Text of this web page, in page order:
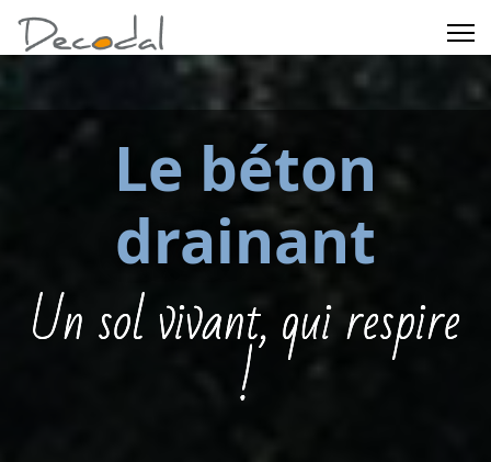
Le béton
drainant
Un sol vivant, qui respire
!